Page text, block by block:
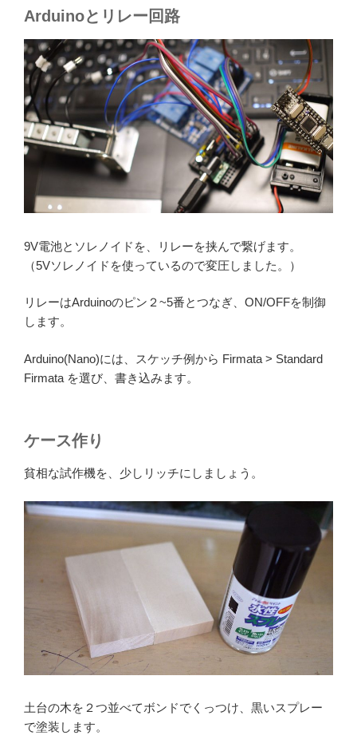
Arduinoとリレー回路
9V電池とソレノイドを、リレーを挟んで繋げます。
（5Vソレノイドを使っているので変圧しました。）
リレーはArduinoのピン２~5番とつなぎ、ON/OFFを制御
します。
Arduino(Nano)には、スケッチ例から Firmata > Standard
Firmata を選び、書き込みます。
ケース作り
貧相な試作機を、少しリッチにしましょう。
土台の木を２つ並べてボンドでくっつけ、黒いスプレー
で塗装します。